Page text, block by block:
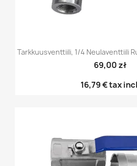
Tarkkuusventtiili, 1/4 Neulaventtiili
69,00 zł
16,79 €tax